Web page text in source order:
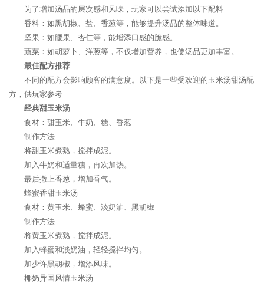
为了增加汤品的层次感和风味，玩家可以尝试添加以下配料
香料：如黑胡椒、盐、香葱等，能够提升汤品的整体味道。
坚果：如腰果、杏仁等，能增添口感的脆感。
蔬菜：如胡萝卜、洋葱等，不仅增加营养，也使汤品更加丰富。
最佳配方推荐
不同的配方会影响顾客的满意度。以下是一些受欢迎的玉米汤甜汤配
方，供玩家参考
经典甜玉米汤
食材：甜玉米、牛奶、糖、香葱
制作方法
将甜玉米煮熟，搅拌成泥。
加入牛奶和适量糖，再次加热。
最后撒上香葱，增加香气。
蜂蜜香甜玉米汤
食材：黄玉米、蜂蜜、淡奶油、黑胡椒
制作方法
将黄玉米煮熟，搅拌成泥。
加入蜂蜜和淡奶油，轻轻搅拌均匀。
加少许黑胡椒，增添风味。
椰奶异国风情玉米汤